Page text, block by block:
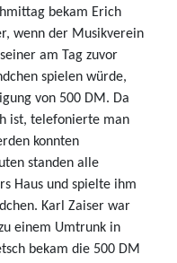
bekam Erich
wenn der Musikverein
am Tag zuvor
spielen würde,
von 500 DM. Da
ist, telefonierte man
konnten
standen alle
Haus und spielte ihm
Karl Zaiser war
einem Umtrunk in
bekam die 500 DM